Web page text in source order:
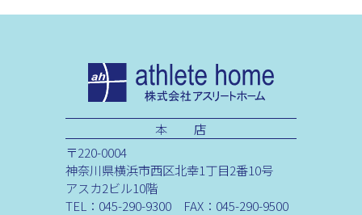
本 店
〒220-0004
神奈川県横浜市西区北幸1丁目2番10号
アスカ2ビル10階
TEL：045-290-9300 FAX：045-290-9500